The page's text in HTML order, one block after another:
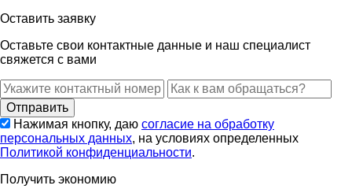
Оставить заявку
Оставьте свои контактные данные и наш специалист
свяжется с вами
Нажимая кнопку, даю согласие на обработку
персональных данных, на условиях определенных
Политикой конфиденциальности.
Получить экономию